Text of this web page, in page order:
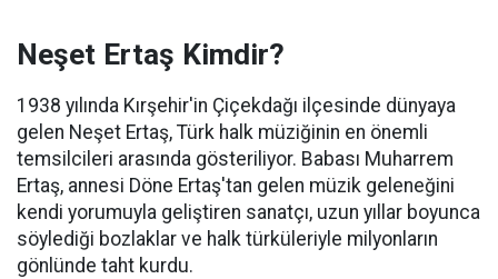
Neşet Ertaş Kimdir?
1938 yılında Kırşehir'in Çiçekdağı ilçesinde dünyaya
gelen Neşet Ertaş, Türk halk müziğinin en önemli
temsilcileri arasında gösteriliyor. Babası Muharrem
Ertaş, annesi Döne Ertaş'tan gelen müzik geleneğini
kendi yorumuyla geliştiren sanatçı, uzun yıllar boyunca
söylediği bozlaklar ve halk türküleriyle milyonların
gönlünde taht kurdu.